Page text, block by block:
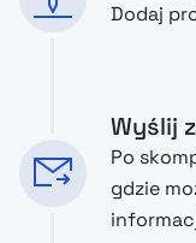
Dodaj
Wyślij
Po
gdzie